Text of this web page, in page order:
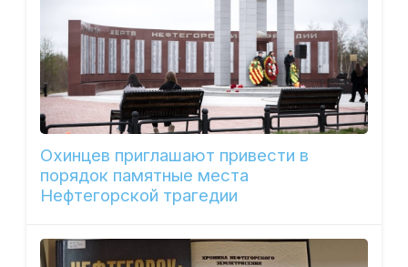
Охинцев приглашают привести в
порядок памятные места
Нефтегорской трагедии